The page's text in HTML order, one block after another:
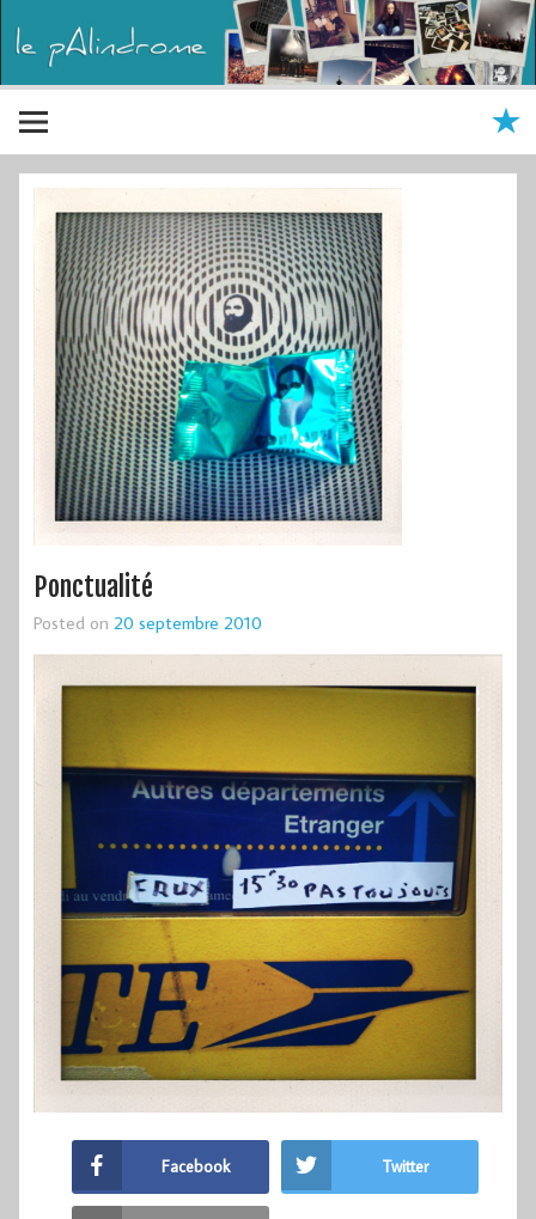
Ponctualité
Posted on 20 septembre 2010
Facebook Twitter